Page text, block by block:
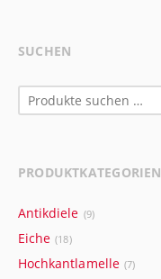
SUCHEN
Suchen
nach:
PRODUKTKATEGORIEN
Antikdiele (9)
Eiche (18)
Hochkantlamelle (7)